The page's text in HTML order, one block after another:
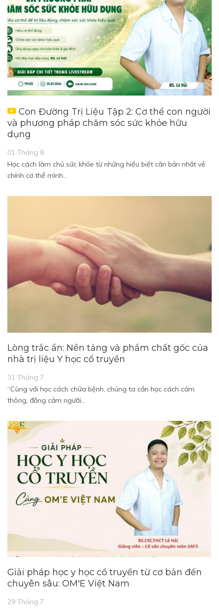
Con Đường Trị Liệu Tập 2: Cơ thể con người
và phương pháp chăm sóc sức khỏe hữu
dụng
01 Tháng 8
Học cách làm chủ sức khỏe từ những hiểu biết căn bản nhất về
chính cơ thể mình…
Lòng trắc ẩn: Nền tảng và phẩm chất gốc của
nhà trị liệu Y học cổ truyền
31 Tháng 7
“Cùng với học cách chữa bệnh, chúng ta cần học cách cảm
thông, đồng cảm người…
Giải pháp học y học cổ truyền từ cơ bản đến
chuyên sâu: OM'E Việt Nam
29 Tháng 7